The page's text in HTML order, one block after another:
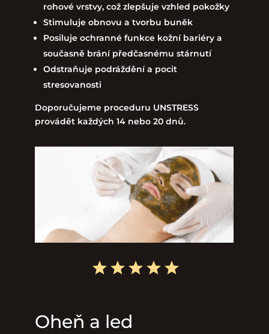
rohové vrstvy, což zlepšuje vzhled pokožky
Stimuluje obnovu a tvorbu buněk
Posiluje ochranné funkce kožní bariéry a
současně brání předčasnému stárnutí
Odstraňuje podráždění a pocit
stresovanosti
Doporučujeme proceduru UNSTRESS
provádět každých 14 nebo 20 dnů.
Oheň a led